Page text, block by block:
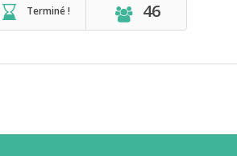
Terminé ! 46